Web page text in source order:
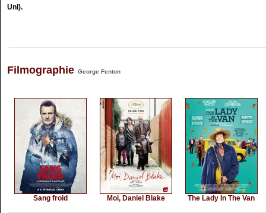
Uni).
Filmographie George Fenton
Sang froid Moi, Daniel Blake The Lady In The Van